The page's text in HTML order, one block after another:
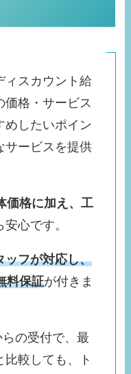
ィスカウント給
価格・サービス
めしたいポイン
サービスを提供
価格に加え、工
安心です。
ッフが対応し、
料保証が付きま
の受付で、最
較しても、ト